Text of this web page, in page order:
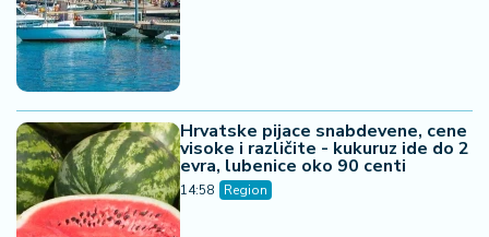
Hrvatske pijace snabdevene, cene
visoke i različite - kukuruz ide do 2
evra, lubenice oko 90 centi
14:58 Region